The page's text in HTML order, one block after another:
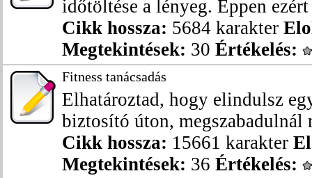
időtöltése a lényeg. Éppen
Cikk hossza: 5684 karakter
Megtekintések: 30 Értékelés:
Fitness tanácsadás
Elhatároztad, hogy elindulsz
biztosító úton, megszabadulnál
Cikk hossza: 15661 karakter
Megtekintések: 36 Értékelés: